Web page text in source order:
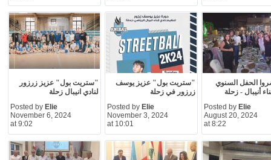
"ستريت بول" عزيز زرزور
لنادي انيبال زحلة
Posted by Elie
November 6, 2024
at 9:02
"ستريت بول" عزيز يوسف
زرزور في زحلة
Posted by Elie
November 3, 2024
at 10:01
الحفل السنوي
أنيبال - زحلة
Posted by Elie
August 20, 2024
at 8:22